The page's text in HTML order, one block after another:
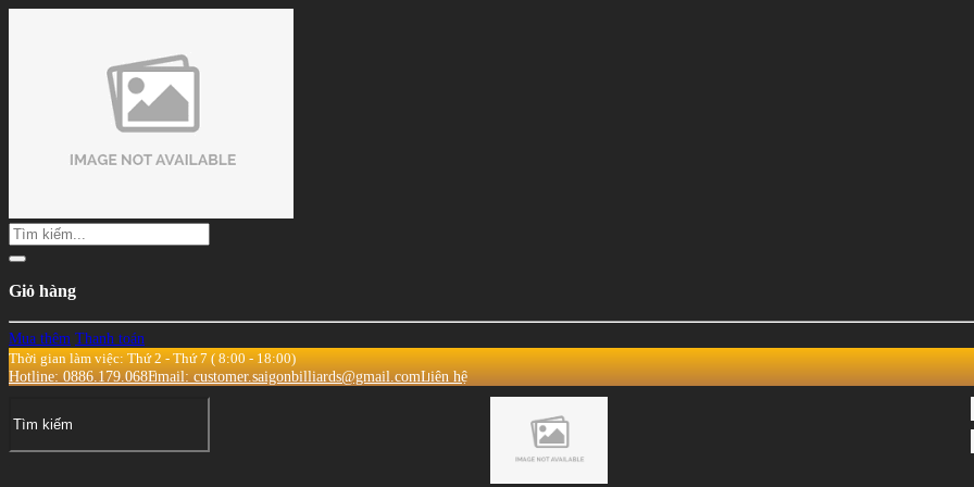
Giỏ hàng
Mua thêm Thanh toán
Thời gian làm việc: Thứ 2 - Thứ 7 ( 8:00 - 18:00)
Hotline: 0886.179.068Email: customer.saigonbilliards@gmail.comLiên hệ